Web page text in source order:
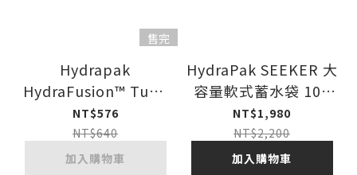
售完
Hydrapak
HydraFusion™ Tube
抗紫外線水管組 (木炭
灰)
NT$576
NT$640
加入購物車
HydraPak SEEKER 大
容量軟式蓄水袋 10L
(遠古灰)
NT$1,980
NT$2,200
加入購物車